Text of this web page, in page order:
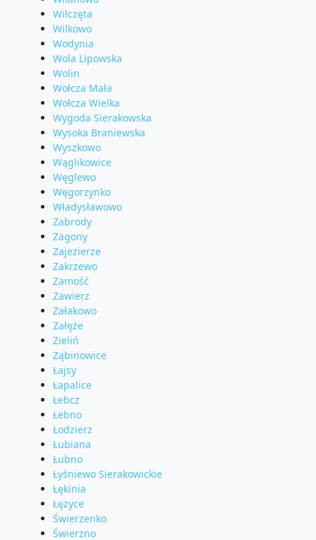
Wilczęta
Wilkowo
Wodynia
Wola Lipowska
Wolin
Wołcza Mała
Wołcza Wielka
Wygoda Sierakowska
Wysoka Braniewska
Wyszkowo
Wąglikowice
Węglewo
Węgorzynko
Władysławowo
Zabrody
Zagony
Zajezierze
Zakrzewo
Zamość
Zawierz
Załakowo
Załęże
Zieliń
Ząbinowice
Łajsy
Łapalice
Łebcz
Łebno
Łodzierz
Łubiana
Łubno
Łyśniewo Sierakowickie
Łękinia
Łężyce
Świerzenko
Świerzno